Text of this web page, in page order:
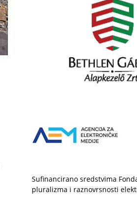
Sufinancirano sredstvima
pluralizma i raznovrsnosti